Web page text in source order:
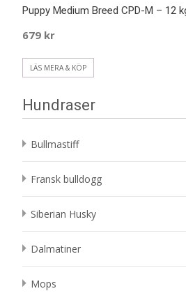
Puppy Medium Breed CPD-M – 12
679 kr
LÄS MERA & KÖP
Hundraser
Bullmastiff
Fransk bulldogg
Siberian Husky
Dalmatiner
Mops